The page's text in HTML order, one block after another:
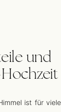
und
ist für viele